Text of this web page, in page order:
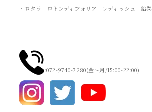
・ロタラ ロトンディフォリア レディッシュ 鉛巻
:072-9740-7280(金～月/15:00-22:00)